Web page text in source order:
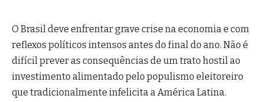
O Brasil deve enfrentar grave crise na economia e com
reflexos políticos intensos antes do final do ano. Não é
difícil prever as consequências de um trato hostil ao
investimento alimentado pelo populismo eleitoreiro
que tradicionalmente infelicita a América Latina.